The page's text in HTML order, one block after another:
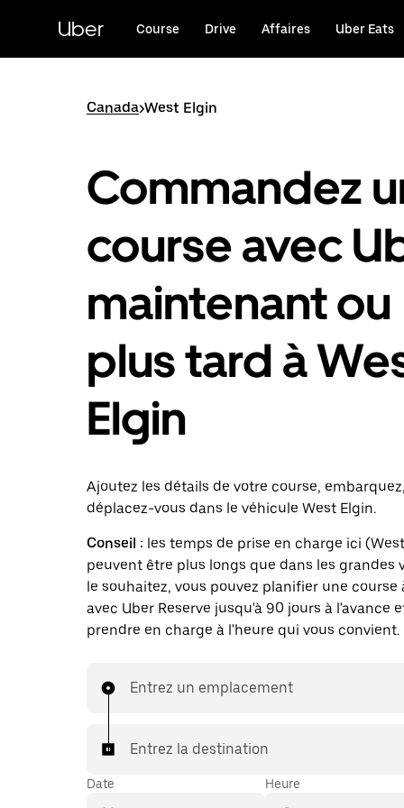
principal
Uber Course Drive Affaires Uber Eats
Canada>West Elgin
Commandez
course avec
maintenant ou
plus tard à
Elgin
Ajoutez les détails de votre course,
déplacez-vous dans le véhicule West Elgin.
Conseil : les temps de prise en charge ici
peuvent être plus longs que dans les grandes
le souhaitez, vous pouvez planifier une course
avec Uber Reserve jusqu'à 90 jours à l'avance
prendre en charge à l'heure qui vous convient.
Entrez un emplacement
Entrez la destination
Date Heure